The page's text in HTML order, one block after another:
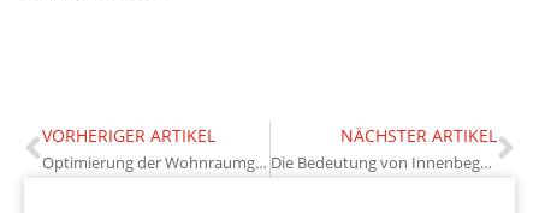
VORHERIGER ARTIKEL
Optimierung der Wohnraumgestaltung: Tipps für Immobilieneigentümer
NÄCHSTER ARTIKEL
Die Bedeutung von Innenbegrünung für das Wohnambiente